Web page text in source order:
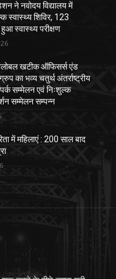
ने नवोदय विद्यालय में
स्वास्थ्य शिविर, 123
हुआ स्वास्थ्य परीक्षण
खटीक ऑफिसर्स एंड
का भव्य चतुर्थ अंतर्राष्ट्रीय
सम्मेलन एवं निःशुल्क
सम्मेलन सम्पन्न
में महिलाएं : 200 साल बाद